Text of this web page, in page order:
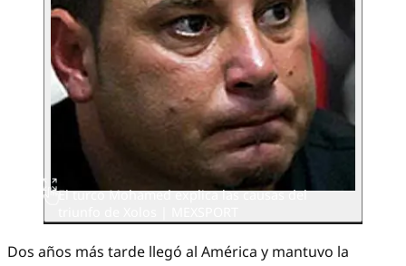
El turco Mohamed explica las causas del
Dos años más tarde llegó al América y mantuvo la